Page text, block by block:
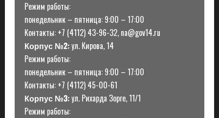
Режим работы:
понедельник – пятница: 9:00 – 17:00
Контакты: +7 (4112) 43-96-32, na@gov14.ru
Корпус №2:ул. Кирова, 14
Режим работы:
понедельник – пятница: 9:00 – 17:00
Контакты: +7 (4112) 45-00-61
Корпус №3:ул. Рихарда Зорге, 11/1
Режим работы: